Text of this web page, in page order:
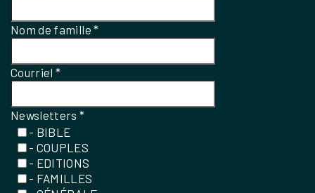
Nom de famille*
Courriel*
Newsletters*
- BIBLE
- COUPLES
- EDITIONS
- FAMILLES